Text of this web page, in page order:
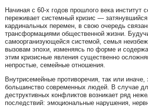
Начиная с 60-х годов прошлого века институт
переживает системный кризис —
кардинальных перемен, в свою очередь
трансформациями общественной жизни.
самоорганизующейся системой, семья
вызовам эпохи, изменяясь по форме и
этим кризисные явления существенно
непростые, семейные отношения.
Внутрисемейные противоречия, так или иначе,
большинство современных людей. В случае
деструктивных конфликтов возникает ряд
последствий: эмоциональные нарушения,